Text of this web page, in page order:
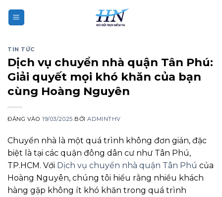
qua
TIN TỨC
Dịch vụ chuyển nhà quận Tân Phú:
Giải quyết mọi khó khăn của bạn
cùng Hoàng Nguyên
ĐĂNG VÀO19/03/2025 BỞIADMINTHV
Chuyển nhà là một quá trình không đơn giản, đặc
biệt là tại các quận đông dân cư như Tân Phú,
TP.HCM. Với Dịch vụ chuyển nhà quận Tân Phú của
Hoàng Nguyên, chúng tôi hiểu rằng nhiều khách
hàng gặp không ít khó khăn trong quá trình